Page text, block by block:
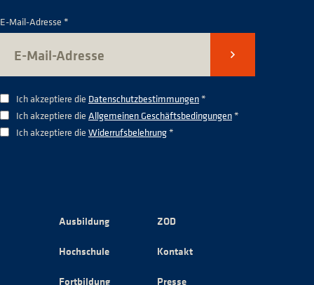
E-Mail-Adresse *
Senden
Ich akzeptiere die Datenschutzbestimmungen*
Ich akzeptiere die Allgemeinen Geschäftsbedingungen*
Ich akzeptiere die Widerrufsbelehrung*
Ausbildung
Hochschule
Fortbildung
ZOD
Kontakt
Presse